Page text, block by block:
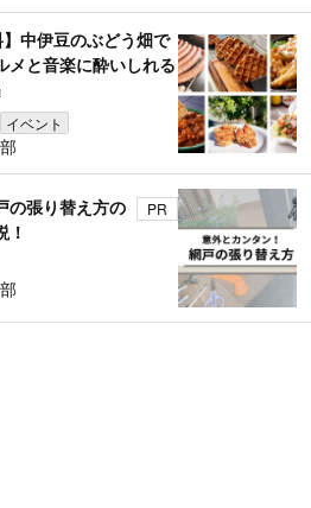
中伊豆のぶどう畑で
メと音楽に酔いしれる
イベント
の張り替え方の
！
PR